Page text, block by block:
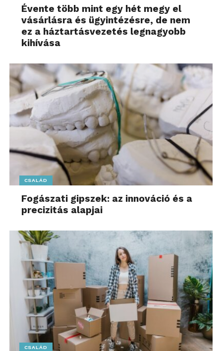
Évente több mint egy hét megy el
vásárlásra és ügyintézésre, de nem
ez a háztartásvezetés legnagyobb
kihívása
CSALÁD
Fogászati gipszek: az innováció és a
precizitás alapjai
CSALÁD